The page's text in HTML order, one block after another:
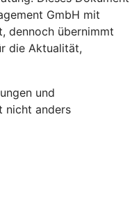
GmbH mit
dennoch übernimmt
die Aktualität,
und
nicht anders